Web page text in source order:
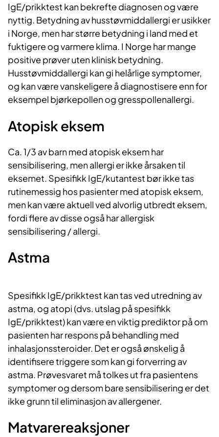
IgE/prikktest kan bekrefte diagnosen og være
nyttig. Betydning av husstøvmiddallergi er usikker
i Norge, men har større betydning i land med et
fuktigere og varmere klima. I Norge har mange
positive prøver uten klinisk betydning.
Husstøvmiddallergi kan gi helårlige symptomer,
og kan være vanskeligere å diagnostisere enn for
eksempel bjørkepollen og gresspollenallergi.
Atopisk eksem
Ca. 1/3 av barn med atopisk eksem har
sensibilisering, men allergi er ikke årsaken til
eksemet. Spesifikk IgE/kutantest bør ikke tas
rutinemessig hos pasienter med atopisk eksem,
men kan være aktuell ved alvorlig utbredt eksem,
fordi flere av disse også har allergisk
sensibilisering / allergi.
Astma
Spesifikk IgE/prikktest kan tas ved utredning av
astma, og atopi (dvs. utslag på spesifikk
IgE/prikktest) kan være en viktig prediktor på om
pasienten har respons på behandling med
inhalasjonssteroider. Det er også ønskelig å
identifisere triggere som kan gi forverring av
astma. Prøvesvaret må tolkes ut fra pasientens
symptomer og dersom bare sensibilisering er det
ikke grunn til eliminasjon av allergener.
Matvarereaksjoner